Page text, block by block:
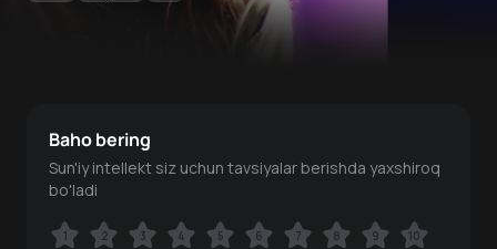
Baho bering
Sun'iy intellekt siz uchun tavsiyalar berishda yaxshiroq
bo'ladi
1 2 3 4 5 6 7 8 9 10
1 2 3 4 5 6 7 8 9 10